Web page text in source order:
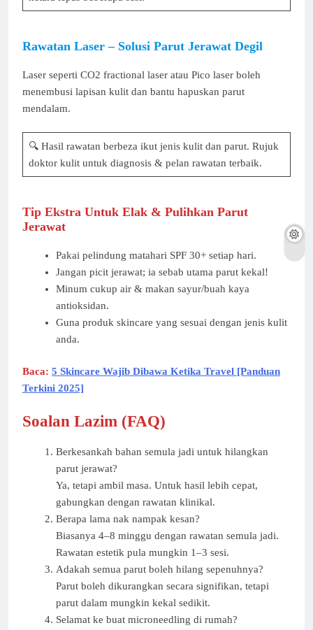
Rawatan Laser – Solusi Parut Jerawat Degil
Laser seperti CO2 fractional laser atau Pico laser boleh
menembusi lapisan kulit dan bantu hapuskan parut
mendalam.
🔍 Hasil rawatan berbeza ikut jenis kulit dan parut. Rujuk
doktor kulit untuk diagnosis & pelan rawatan terbaik.
Tip Ekstra Untuk Elak & Pulihkan Parut
Jerawat
Pakai pelindung matahari SPF 30+ setiap hari.
Jangan picit jerawat; ia sebab utama parut kekal!
Minum cukup air & makan sayur/buah kaya
antioksidan.
Guna produk skincare yang sesuai dengan jenis kulit
anda.
Baca: 5 Skincare Wajib Dibawa Ketika Travel [Panduan
Terkini 2025]
Soalan Lazim (FAQ)
Berkesankah bahan semula jadi untuk hilangkan
parut jerawat?
Ya, tetapi ambil masa. Untuk hasil lebih cepat,
gabungkan dengan rawatan klinikal.
Berapa lama nak nampak kesan?
Biasanya 4–8 minggu dengan rawatan semula jadi.
Rawatan estetik pula mungkin 1–3 sesi.
Adakah semua parut boleh hilang sepenuhnya?
Parut boleh dikurangkan secara signifikan, tetapi
parut dalam mungkin kekal sedikit.
Selamat ke buat microneedling di rumah?